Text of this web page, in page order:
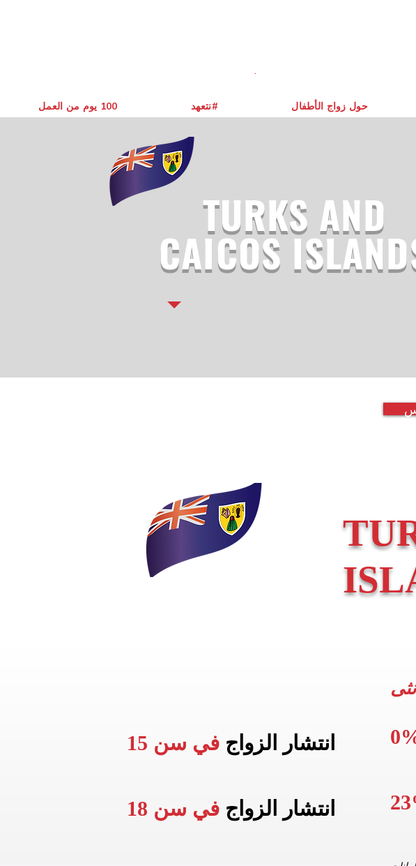
TURKS AND
CAICOS
انتشار الزواج في سن 15
انتشار الزواج في سن 18
يوم من العمل ‎100 نتعهد# حول زواج الأطفال